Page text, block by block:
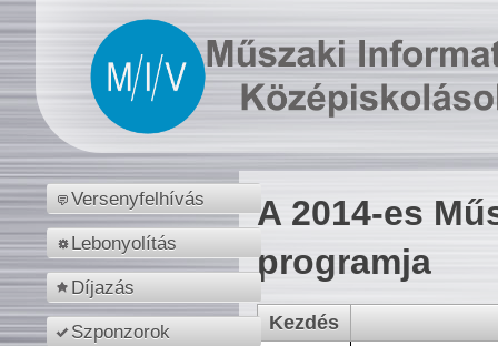
Versenyfelhívás
Lebonyolítás
Díjazás
Szponzorok
A 2014-es
programja
Kezdés